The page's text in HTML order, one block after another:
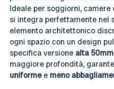
Ideale per soggiorni,
si integra perfettamente nel
elemento architettonico
ogni spazio con un design
specifica versione alta 50mm
maggiore profondità,
uniformee meno